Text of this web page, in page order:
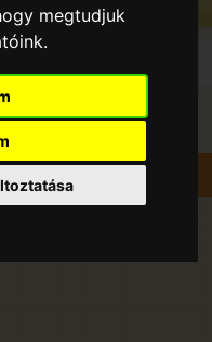
megtudjuk
Székesfehérvár